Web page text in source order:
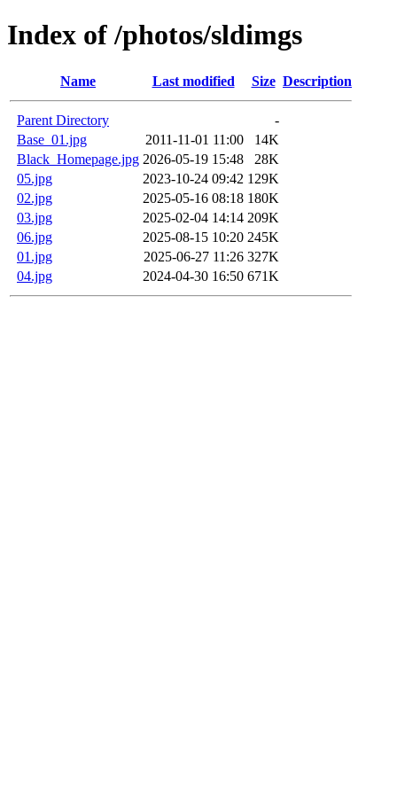
Index of /photos/sldimgs
Name Last modified Size Description
Parent Directory
-
Base_01.jpg
2011-11-01 11:00
14K
Black_Homepage.jpg 2026-05-19 15:48
28K
05.jpg
2023-10-24 09:42 129K
02.jpg
2025-05-16 08:18 180K
03.jpg
2025-02-04 14:14 209K
06.jpg
2025-08-15 10:20 245K
01.jpg
2025-06-27 11:26 327K
04.jpg
2024-04-30 16:50 671K